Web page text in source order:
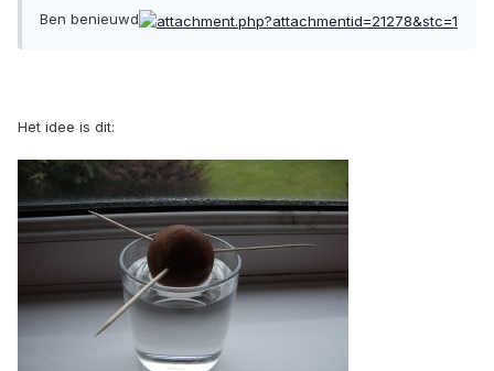
Ben benieuwd
Het idee is dit: